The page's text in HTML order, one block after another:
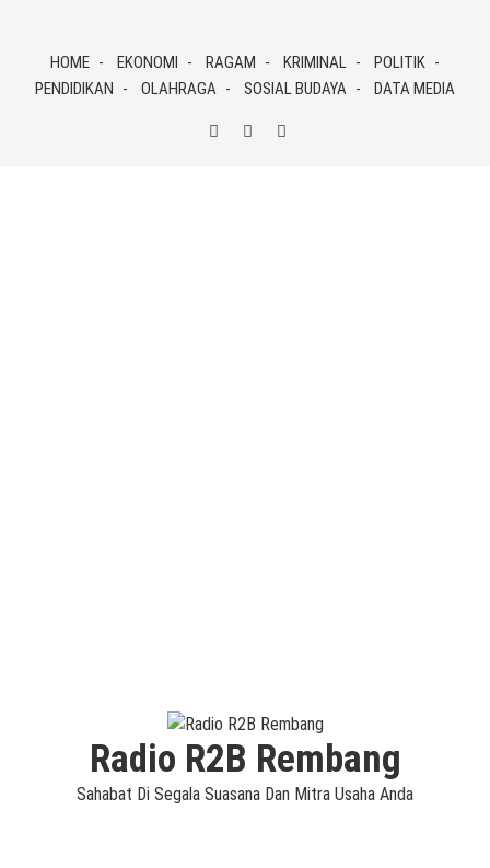
contentHOME EKONOMI RAGAM KRIMINAL
POLITIK
PENDIDIKAN
OLAHRAGA SOSIAL BUDAYA DATA MEDIA
Radio R2B Rembang
Sahabat Di Segala Suasana Dan Mitra Usaha Anda